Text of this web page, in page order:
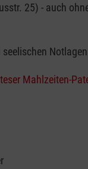
25) - auch
Mahlzeiten-